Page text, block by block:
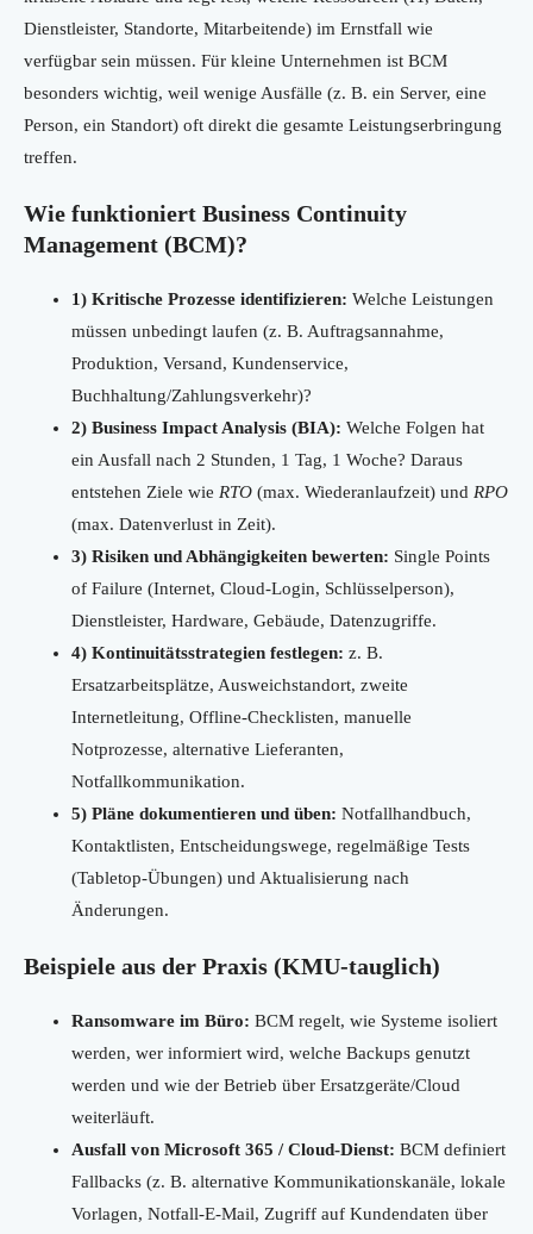
Dienstleister, Standorte, Mitarbeitende) im Ernstfall wie
verfügbar sein müssen. Für kleine Unternehmen ist BCM
besonders wichtig, weil wenige Ausfälle (z. B. ein Server, eine
Person, ein Standort) oft direkt die gesamte Leistungserbringung
treffen.
Wie funktioniert Business Continuity
Management (BCM)?
1) Kritische Prozesse identifizieren: Welche Leistungen
müssen unbedingt laufen (z. B. Auftragsannahme,
Produktion, Versand, Kundenservice,
Buchhaltung/Zahlungsverkehr)?
2) Business Impact Analysis (BIA): Welche Folgen hat
ein Ausfall nach 2 Stunden, 1 Tag, 1 Woche? Daraus
entstehen Ziele wie RTO (max. Wiederanlaufzeit) und RPO
(max. Datenverlust in Zeit).
3) Risiken und Abhängigkeiten bewerten: Single Points
of Failure (Internet, Cloud-Login, Schlüsselperson),
Dienstleister, Hardware, Gebäude, Datenzugriffe.
4) Kontinuitätsstrategien festlegen: z. B.
Ersatzarbeitsplätze, Ausweichstandort, zweite
Internetleitung, Offline-Checklisten, manuelle
Notprozesse, alternative Lieferanten,
Notfallkommunikation.
5) Pläne dokumentieren und üben: Notfallhandbuch,
Kontaktlisten, Entscheidungswege, regelmäßige Tests
(Tabletop-Übungen) und Aktualisierung nach
Änderungen.
Beispiele aus der Praxis (KMU-tauglich)
Ransomware im Büro: BCM regelt, wie Systeme isoliert
werden, wer informiert wird, welche Backups genutzt
werden und wie der Betrieb über Ersatzgeräte/Cloud
weiterläuft.
Ausfall von Microsoft 365 / Cloud-Dienst: BCM definiert
Fallbacks (z. B. alternative Kommunikationskanäle, lokale
Vorlagen, Notfall-E-Mail, Zugriff auf Kundendaten über